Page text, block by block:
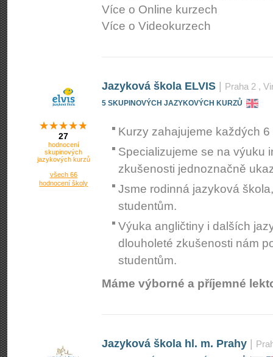
Více o Online kurzech
Více o Videokurzech
Jazyková škola ELVIS Praha 2 ,
5 SKUPINOVÝCH JAZYKOVÝCH KURZŮ
27
hodnocení
skupinových
jazykových kurzů
všech 66
hodnocení školy
Kurzy zahajujeme každých
Specializujeme se na výuku
zkušenosti jednoznačně
Jsme rodinná jazyková
studentům.
Výuka angličtiny i dalších
dlouholeté zkušenosti nám
studentům.
Máme výborné a příjemné
Jazyková škola hl. m. Prahy